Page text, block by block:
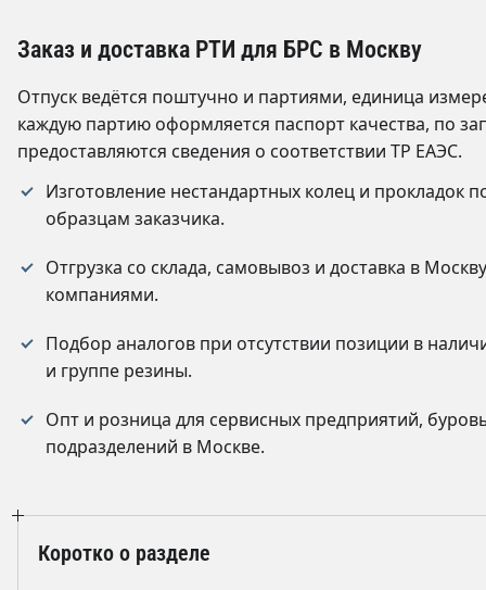
Заказ и доставка РТИ для БРС в Москву
Отпуск ведётся поштучно и партиями, единица
каждую партию оформляется паспорт качества, по
предоставляются сведения о соответствии ТР ЕАЭС.
Изготовление нестандартных колец и прокладок
образцам заказчика.
Отгрузка со склада, самовывоз и доставка в
компаниями.
Подбор аналогов при отсутствии позиции в
и группе резины.
Опт и розница для сервисных предприятий,
подразделений в Москве.
Коротко о разделе